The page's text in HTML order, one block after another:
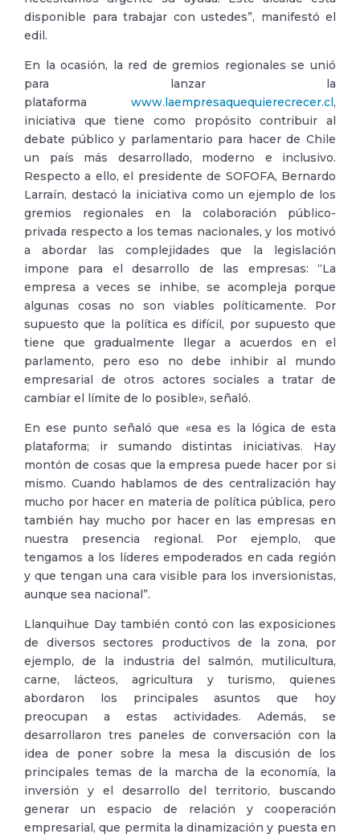
disponible para trabajar con ustedes”, manifestó el
edil.
En la ocasión, la red de gremios regionales se unió
para lanzar la
plataforma www.laempresaquequierecrecer.cl,
iniciativa que tiene como propósito contribuir al
debate público y parlamentario para hacer de Chile
un país más desarrollado, moderno e inclusivo.
Respecto a ello, el presidente de SOFOFA, Bernardo
Larraín, destacó la iniciativa como un ejemplo de los
gremios regionales en la colaboración público-
privada respecto a los temas nacionales, y los motivó
a abordar las complejidades que la legislación
impone para el desarrollo de las empresas: “La
empresa a veces se inhibe, se acompleja porque
algunas cosas no son viables políticamente. Por
supuesto que la política es difícil, por supuesto que
tiene que gradualmente llegar a acuerdos en el
parlamento, pero eso no debe inhibir al mundo
empresarial de otros actores sociales a tratar de
cambiar el límite de lo posible», señaló.
En ese punto señaló que «esa es la lógica de esta
plataforma; ir sumando distintas iniciativas. Hay
montón de cosas que la empresa puede hacer por si
mismo. Cuando hablamos de des centralización hay
mucho por hacer en materia de política pública, pero
también hay mucho por hacer en las empresas en
nuestra presencia regional. Por ejemplo, que
tengamos a los líderes empoderados en cada región
y que tengan una cara visible para los inversionistas,
aunque sea nacional”.
Llanquihue Day también contó con las exposiciones
de diversos sectores productivos de la zona, por
ejemplo, de la industria del salmón, mutilicultura,
carne, lácteos, agricultura y turismo, quienes
abordaron los principales asuntos que hoy
preocupan a estas actividades. Además, se
desarrollaron tres paneles de conversación con la
idea de poner sobre la mesa la discusión de los
principales temas de la marcha de la economía, la
inversión y el desarrollo del territorio, buscando
generar un espacio de relación y cooperación
empresarial, que permita la dinamización y puesta en